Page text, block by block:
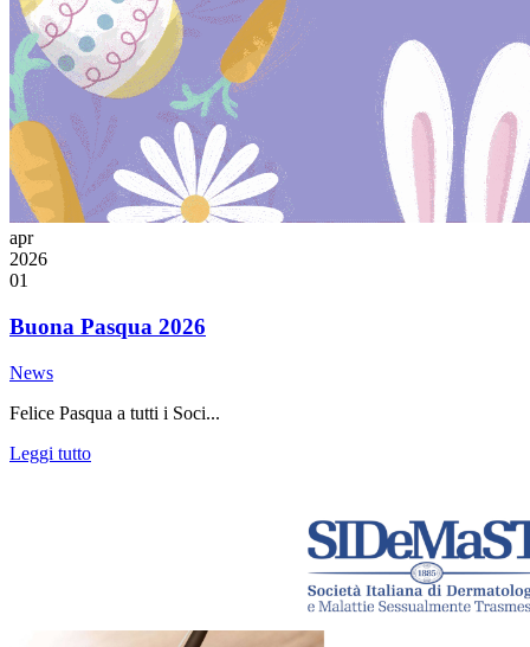
apr
2026
01
Buona Pasqua 2026
News
Felice Pasqua a tutti i Soci...
Leggi tutto